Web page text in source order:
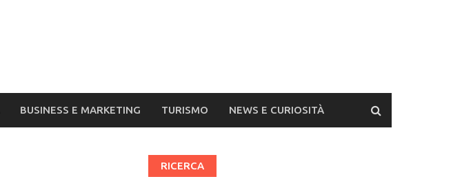
BUSINESS E MARKETING TURISMO NEWS E CURIOSITÀ
RICERCA